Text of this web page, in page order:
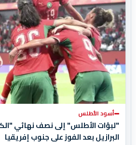
أسود الأطلس
"لبؤات الأطلس" إلى نصف نهائي
البرازيل بعد الفوز على جنوب إفريقيا